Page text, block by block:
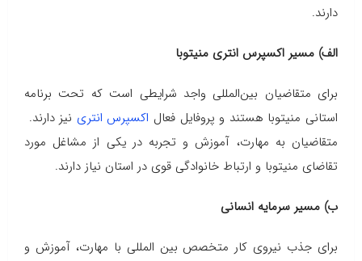
دارند.
الف) مسیر اکسپرس انتری منیتوبا
برای متقاضیان بین‌المللی واجد شرایطی است که تحت برنامه
استانی منیتوبا هستند و پروفایل فعال اکسپرس انتری نیز دارند.
متقاضیان به مهارت، آموزش و تجربه در یکی از مشاغل مورد
تقاضای منیتوبا و ارتباط خانوادگی قوی در استان نیاز دارند.
ب) مسیر سرمایه انسانی
برای جذب نیروی کار متخصص بین المللی با مهارت، آموزش و